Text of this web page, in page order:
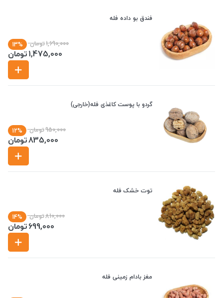
فندق بو داده فله
1,690,000تومان 13%
1,475,000تومان
گردو با پوست کاغذی فله(خارجی)
950,000تومان 12%
835,000تومان
توت خشک فله
810,000تومان 14%
699,000تومان
مغز بادام زمینی فله